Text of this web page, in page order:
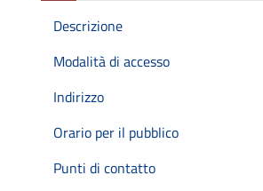
Descrizione
Modalità di accesso
Indirizzo
Orario per il pubblico
Punti di contatto